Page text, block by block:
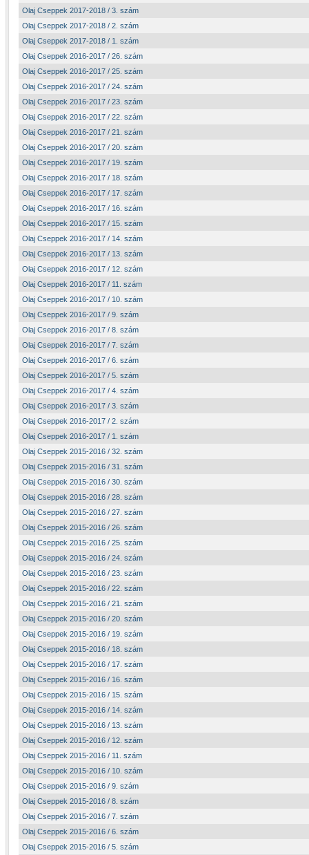
Olaj Cseppek 2017-2018 / 3. szám
Olaj Cseppek 2017-2018 / 2. szám
Olaj Cseppek 2017-2018 / 1. szám
Olaj Cseppek 2016-2017 / 26. szám
Olaj Cseppek 2016-2017 / 25. szám
Olaj Cseppek 2016-2017 / 24. szám
Olaj Cseppek 2016-2017 / 23. szám
Olaj Cseppek 2016-2017 / 22. szám
Olaj Cseppek 2016-2017 / 21. szám
Olaj Cseppek 2016-2017 / 20. szám
Olaj Cseppek 2016-2017 / 19. szám
Olaj Cseppek 2016-2017 / 18. szám
Olaj Cseppek 2016-2017 / 17. szám
Olaj Cseppek 2016-2017 / 16. szám
Olaj Cseppek 2016-2017 / 15. szám
Olaj Cseppek 2016-2017 / 14. szám
Olaj Cseppek 2016-2017 / 13. szám
Olaj Cseppek 2016-2017 / 12. szám
Olaj Cseppek 2016-2017 / 11. szám
Olaj Cseppek 2016-2017 / 10. szám
Olaj Cseppek 2016-2017 / 9. szám
Olaj Cseppek 2016-2017 / 8. szám
Olaj Cseppek 2016-2017 / 7. szám
Olaj Cseppek 2016-2017 / 6. szám
Olaj Cseppek 2016-2017 / 5. szám
Olaj Cseppek 2016-2017 / 4. szám
Olaj Cseppek 2016-2017 / 3. szám
Olaj Cseppek 2016-2017 / 2. szám
Olaj Cseppek 2016-2017 / 1. szám
Olaj Cseppek 2015-2016 / 32. szám
Olaj Cseppek 2015-2016 / 31. szám
Olaj Cseppek 2015-2016 / 30. szám
Olaj Cseppek 2015-2016 / 28. szám
Olaj Cseppek 2015-2016 / 27. szám
Olaj Cseppek 2015-2016 / 26. szám
Olaj Cseppek 2015-2016 / 25. szám
Olaj Cseppek 2015-2016 / 24. szám
Olaj Cseppek 2015-2016 / 23. szám
Olaj Cseppek 2015-2016 / 22. szám
Olaj Cseppek 2015-2016 / 21. szám
Olaj Cseppek 2015-2016 / 20. szám
Olaj Cseppek 2015-2016 / 19. szám
Olaj Cseppek 2015-2016 / 18. szám
Olaj Cseppek 2015-2016 / 17. szám
Olaj Cseppek 2015-2016 / 16. szám
Olaj Cseppek 2015-2016 / 15. szám
Olaj Cseppek 2015-2016 / 14. szám
Olaj Cseppek 2015-2016 / 13. szám
Olaj Cseppek 2015-2016 / 12. szám
Olaj Cseppek 2015-2016 / 11. szám
Olaj Cseppek 2015-2016 / 10. szám
Olaj Cseppek 2015-2016 / 9. szám
Olaj Cseppek 2015-2016 / 8. szám
Olaj Cseppek 2015-2016 / 7. szám
Olaj Cseppek 2015-2016 / 6. szám
Olaj Cseppek 2015-2016 / 5. szám